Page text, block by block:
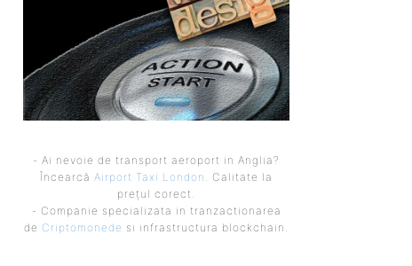
- Ai nevoie de transport aeroport in Anglia?
Încearcă Airport Taxi London . Calitate la
prețul corect.
- Companie specializata in tranzactionarea
de Criptomonede si infrastructura blockchain.